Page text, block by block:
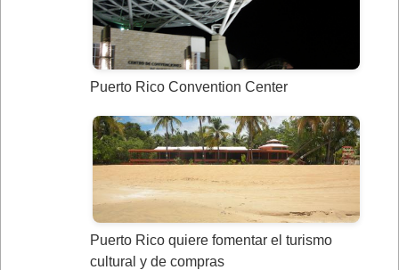
Puerto Rico Convention Center
Puerto Rico quiere fomentar el turismo
cultural y de compras